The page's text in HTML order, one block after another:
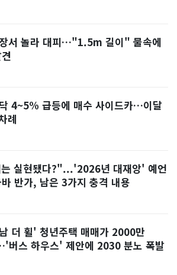
서 놀라 대피…"1.5m 길이" 물속에
4~5% 급등에 매수 사이드카…이달
례
실현됐다?"...'2026년 대재앙' 예언
반가, 남은 3가지 충격 내용
더 휠' 청년주택 매매가 2000만
스 하우스' 제안에 2030 분노 폭발